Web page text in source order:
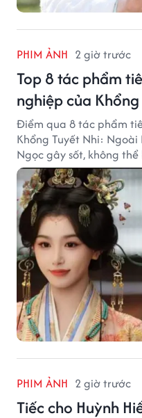
PHIM ẢNH 2 giờ trước
Top 8 tác phẩm
nghiệp của
Điểm qua 8 tác phẩm
Khổng Tuyết Nhi:
Ngọc gây sốt, không
Dương.
PHIM ẢNH 2 giờ trước
Tiếc cho Huỳnh